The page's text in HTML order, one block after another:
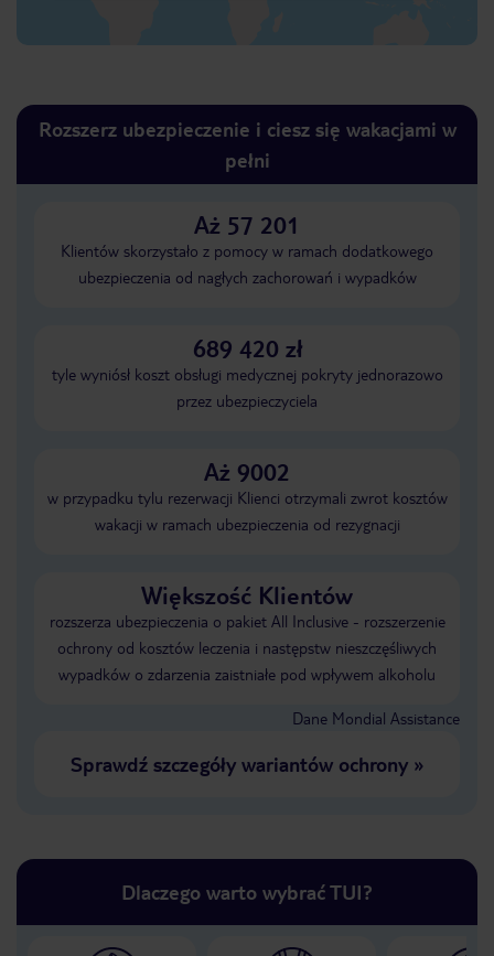
Rozszerz ubezpieczenie i ciesz się wakacjami w
pełni
Aż 57 201
Klientów skorzystało z pomocy w ramach dodatkowego
ubezpieczenia od nagłych zachorowań i wypadków
689 420 zł
tyle wyniósł koszt obsługi medycznej pokryty jednorazowo
przez ubezpieczyciela
Aż 9002
w przypadku tylu rezerwacji Klienci otrzymali zwrot kosztów
wakacji w ramach ubezpieczenia od rezygnacji
Większość Klientów
rozszerza ubezpieczenia o pakiet All Inclusive - rozszerzenie
ochrony od kosztów leczenia i następstw nieszczęśliwych
wypadków o zdarzenia zaistniałe pod wpływem alkoholu
Dane Mondial Assistance
Sprawdź szczegóły wariantów ochrony»
Dlaczego warto wybrać TUI?